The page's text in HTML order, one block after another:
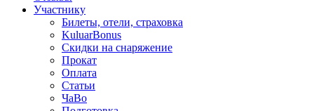
Участнику
Билеты, отели, страховка
KuluarBonus
Скидки на снаряжение
Прокат
Оплата
Статьи
ЧаВо